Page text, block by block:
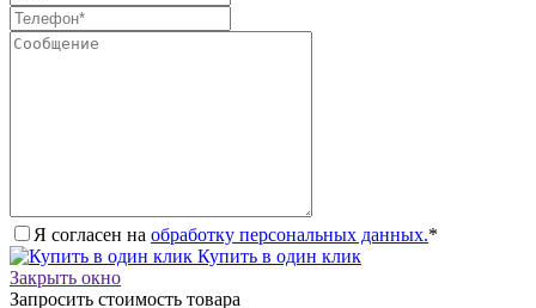
Я согласен на обработку персональных данных.*
Купить в один клик
Закрыть окно
Запросить стоимость товара